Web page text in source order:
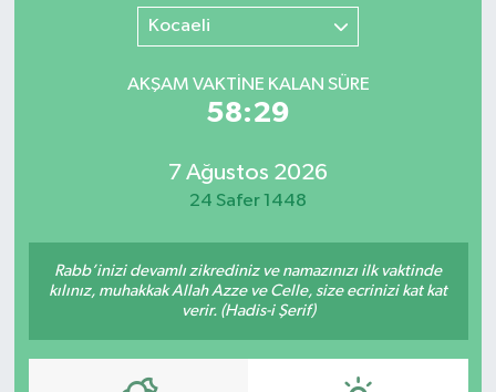
Kocaeli
AKŞAM VAKTİNE KALAN SÜRE
58:29
7 Ağustos 2026
24 Safer 1448
Rabb’inizi devamlı zikrediniz ve namazınızı ilk vaktinde
kılınız, muhakkak Allah Azze ve Celle, size ecrinizi kat kat
verir. (Hadis-i Şerif)
Son Dakika Haberleri